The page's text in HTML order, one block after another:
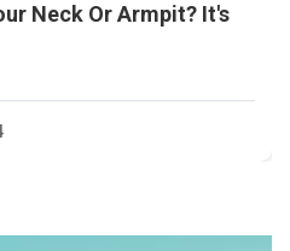
Neck Or Armpit? It's